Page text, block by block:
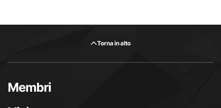
Torna in alto
Membri